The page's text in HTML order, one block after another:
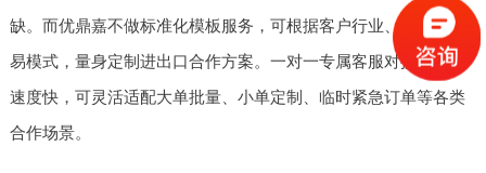
缺。而优鼎嘉不做标准化模板服务，可根据客户行业、货量、贸
易模式，量身定制进出口合作方案。一对一专属客服对接，响应
速度快，可灵活适配大单批量、小单定制、临时紧急订单等各类
合作场景。